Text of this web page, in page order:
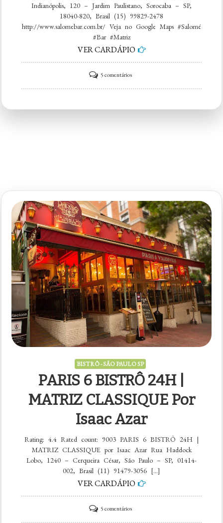
Indianópolis, 120 – Jardim Paulistano, Sorocaba – SP,
18040-820, Brasil (15) 99829-2478
http://www.salomebar.com.br/ Veja no Google Maps #Salomé
#Bar #Matriz
VER CARDÁPIO
5 comentáriosem
Salomé
BISTRÔ - SÃO PAULO SP
PARIS 6 BISTRÔ 24H |
MATRIZ CLASSIQUE Por
Isaac Azar
Rating: 4.4 Rated count: 9003 PARIS 6 BISTRÔ 24H |
MATRIZ CLASSIQUE por Isaac Azar Rua Haddock
Lobo, 1240 – Cerqueira César, São Paulo – SP, 01414-
002, Brasil (11) 91479-3056 […]
VER CARDÁPIO
5 comentáriosem